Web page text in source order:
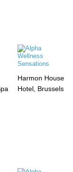
Harmon House
Hotel, Brussels